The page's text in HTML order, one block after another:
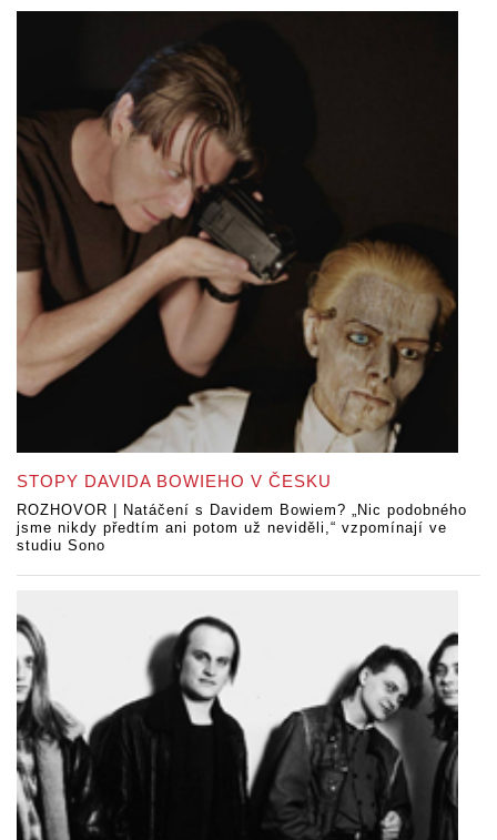
STOPY DAVIDA BOWIEHO V ČESKU
ROZHOVOR | Natáčení s Davidem Bowiem? „Nic podobného
jsme nikdy předtím ani potom už neviděli,“ vzpomínají ve
studiu Sono